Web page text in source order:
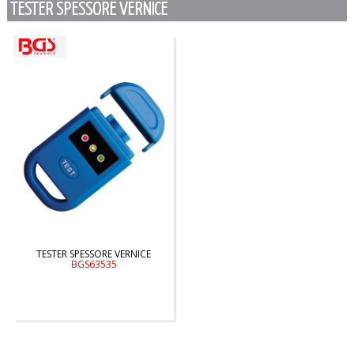
TESTER SPESSORE VERNICE
TESTER SPESSORE VERNICE
BGS63535